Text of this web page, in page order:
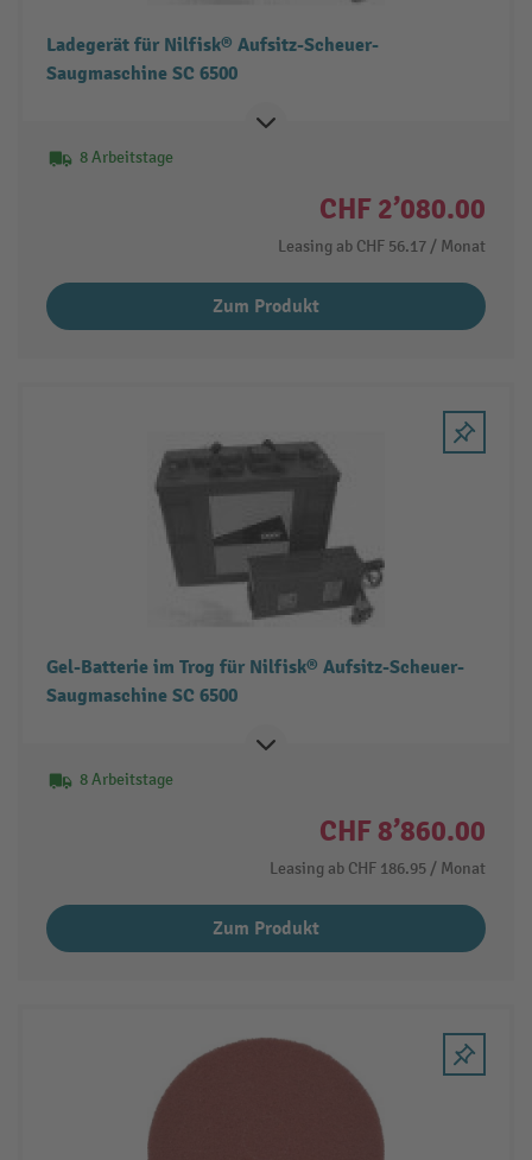
Ladegerät für Nilfisk® Aufsitz-Scheuer-
Saugmaschine SC 6500
8 Arbeitstage
CHF 2’080.00
Leasing ab CHF 56.17 / Monat
Zum Produkt
Gel-Batterie im Trog für Nilfisk® Aufsitz-Scheuer-
Saugmaschine SC 6500
8 Arbeitstage
CHF 8’860.00
Leasing ab CHF 186.95 / Monat
Zum Produkt